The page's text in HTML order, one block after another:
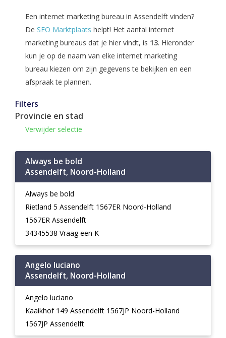
Een internet marketing bureau in Assendelft vinden?
De SEO Marktplaats helpt! Het aantal internet
marketing bureaus dat je hier vindt, is 13. Hieronder
kun je op de naam van elke internet marketing
bureau kiezen om zijn gegevens te bekijken en een
afspraak te plannen.
Filters
Provincie en stad
Verwijder selectie
Always be bold
Assendelft, Noord-Holland
Always be bold
Rietland 5 Assendelft 1567ER Noord-Holland
1567ER Assendelft
34345538 Vraag een K
Angelo luciano
Assendelft, Noord-Holland
Angelo luciano
Kaaikhof 149 Assendelft 1567JP Noord-Holland
1567JP Assendelft